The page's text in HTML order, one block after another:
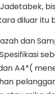
diluar itu
dan
A4*(